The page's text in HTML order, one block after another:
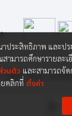
บริษัท สยาม เคาเซิ
:
าประสิทธิภาพ และป
ามารถศึกษารายละเ
วนตัว และสามารถจัด
ยคลิกที่ ตั้งค่า